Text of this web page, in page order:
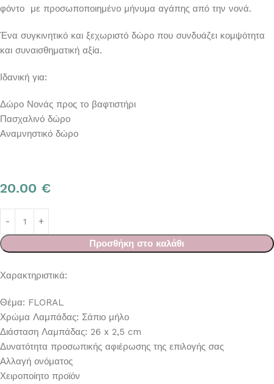
φόντο με προσωποποιημένο μήνυμα αγάπης από την νονά.
Ένα συγκινητικό και ξεχωριστό δώρο που συνδυάζει κομψότητα
και συναισθηματική αξία.
Ιδανική για:
Δώρο Νονάς προς το βαφτιστήρι
Πασχαλινό δώρο
Αναμνηστικό δώρο
20.00 €
Προσθήκη στο καλάθι
Χαρακτηριστικά:
Θέμα: FLORAL
Χρώμα Λαμπάδας: Σάπιο μήλο
Διάσταση Λαμπάδας: 26 x 2,5 cm
Δυνατότητα προσωπικής αφιέρωσης της επιλογής σας
Αλλαγή ονόματος
Χειροποίητο προϊόν